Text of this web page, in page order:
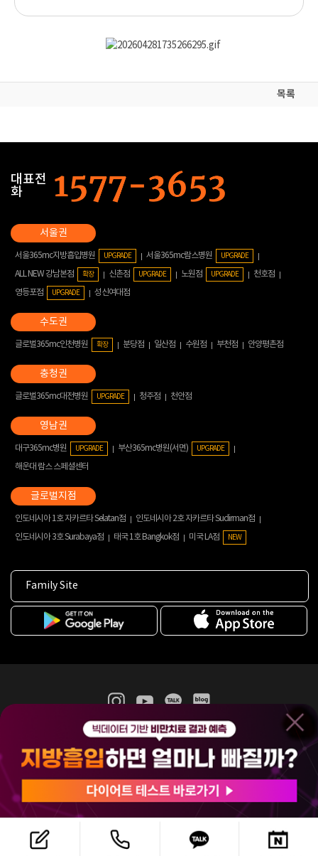
목록
대표전
화
서울365mc지방흡입병원 UPGRADE 서울365mc람스병원 UPGRADE
ALL NEW 강남본점 확장 신촌점 UPGRADE 노원점 UPGRADE
천호점
영등포점
UPGRADE 성신여대점
글로벌365mc인천병원 확장 분당점 일산점 수원점 부천점 안양평촌점
글로벌365mc대전병원 UPGRADE 청주점 천안점
대구365mc병원 UPGRADE 부산365mc병원(서면) UPGRADE
해운대 람스 스페셜센터
인도네시아 1호 자카르타 Selatan점
인도네시아 2호 자카르타 Sudirman점
인도네시아 3호 Surabaya점
태국 1호 Bangkok점 미국 LA점 NEW
Family Site
365mc 병·의원 이용약관
홈페이지 이용약관
비급여진료수가
(주)365mcㅣ서울특별시 서초구 서초대로52길 7, 3~4층(서초동, 제일빌딩)
120-87-04354ㅣ김남철
COPYRIGHT(C) 2025 365mc. ALL RIGHTS RESERVED.